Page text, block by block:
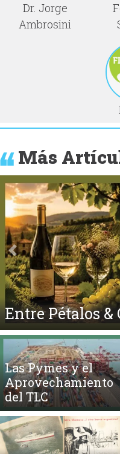
Dr. Jorge
Ambrosini
Más
El Ego y el
Anterior
Las Pymes y el
Aprovechamiento
del TLC